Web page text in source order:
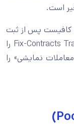
کافیست پس از ثبت
نام و ورود به حساب کاربری خود، گزینه Fix-Contracts Trader را
نمایشی» را